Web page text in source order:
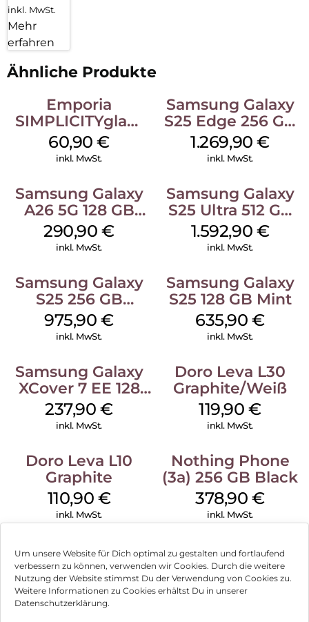
Um unsere Website für Dich optimal zu gestalten und fortlaufend
verbessern zu können, verwenden wir Cookies. Durch die weitere
Nutzung der Website stimmst Du der Verwendung von Cookies zu.
Weitere Informationen zu Cookies erhältst Du in unserer
Datenschutzerklärung.
inkl. MwSt.
Mehr
erfahren
Ähnliche Produkte
Emporia
SIMPLICITYglam
Weiss
60,90€
inkl. MwSt.
Samsung Galaxy
S25 Edge 256 GB
Titanium Silver
1.269,90€
inkl. MwSt.
Samsung Galaxy
A26 5G 128 GB
Mint
290,90€
inkl. MwSt.
Samsung Galaxy
S25 Ultra 512 GB
Titanium
Whitesilver
1.592,90 €
inkl. MwSt.
Samsung Galaxy
S25 256 GB
Icyblue
975,90€
inkl. MwSt.
Samsung Galaxy
S25 128 GB Mint
635,90€
inkl. MwSt.
Samsung Galaxy
XCover 7 EE 128
GB Black
237,90€
inkl. MwSt.
Doro Leva L30
Graphite/Weiß
119,90€
inkl. MwSt.
Doro Leva L10
Graphite
110,90 €
inkl. MwSt.
Nothing Phone
(3a) 256 GB Black
378,90€
inkl. MwSt.
Impressum